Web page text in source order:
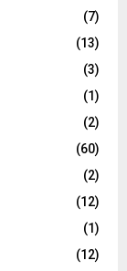
(7)
(13)
(3)
(1)
(2)
(60)
(2)
(12)
(1)
(12)